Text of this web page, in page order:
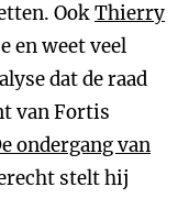
OokThierry
en weet veel
dat de raad
van Fortis
ondergang van
stelt hij